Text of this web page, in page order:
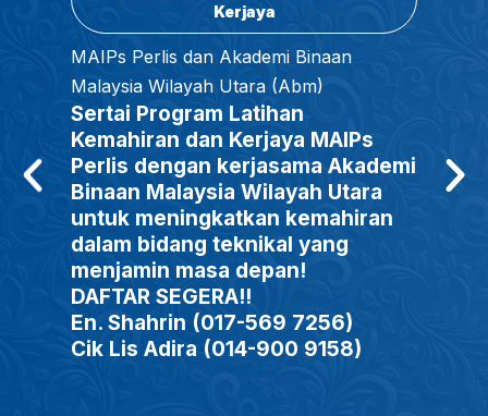
Kerjaya
MAIPs Perlis dan Akademi Binaan
Malaysia Wilayah Utara (Abm)
Sertai Program Latihan
Kemahiran dan Kerjaya MAIPs
Perlis dengan kerjasama Akademi
Binaan Malaysia Wilayah Utara
untuk meningkatkan kemahiran
dalam bidang teknikal yang
menjamin masa depan!
DAFTAR SEGERA!!
En. Shahrin (017-569 7256)
Cik Lis Adira (014-900 9158)